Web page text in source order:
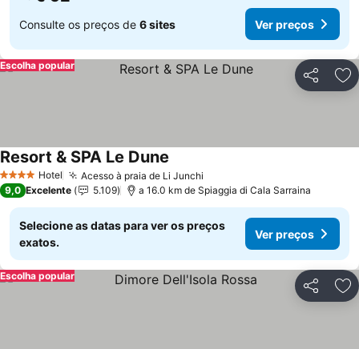
Consulte os preços de 6 sites Ver preços
Partilhar
Escolha popular
4 EstrelasHotel Acesso à praia de Li Junchi
Resort & SPA Le Dune
9,0 Excelente 5.109 a 16.0 km de Spiaggia di Cala Sarraina
Selecione as datas para ver os preços
exatos.
Ver preços
Partilhar
Escolha popular